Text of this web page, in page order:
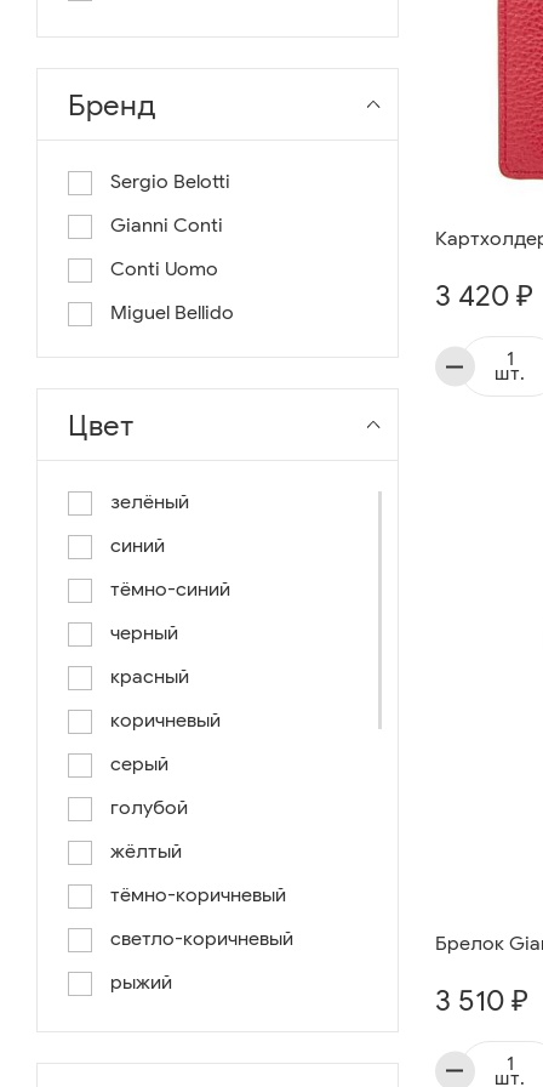
длина 130
длина 135
Бренд
Sergio Belotti
Gianni Conti
Conti Uomo
Miguel Bellido
Цвет
зелёный
синий
тёмно-синий
черный
красный
коричневый
серый
голубой
жёлтый
тёмно-коричневый
светло-коричневый
рыжий
серо-коричневый
светло-голубой
3 420 ₽
шт.
Брелок
3 510 ₽
шт.